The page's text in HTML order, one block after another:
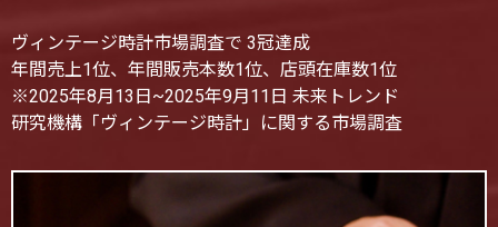
ヴィンテージ時計市場調査で 3冠達成
年間売上1位、年間販売本数1位、店頭在庫数1位
※2025年8月13日~2025年9月11日 未来トレンド
研究機構「ヴィンテージ時計」に関する市場調査